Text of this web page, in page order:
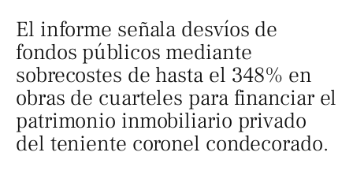
El informe señala desvíos de
fondos públicos mediante
sobrecostes de hasta el 348% en
obras de cuarteles para financiar el
patrimonio inmobiliario privado
del teniente coronel condecorado.